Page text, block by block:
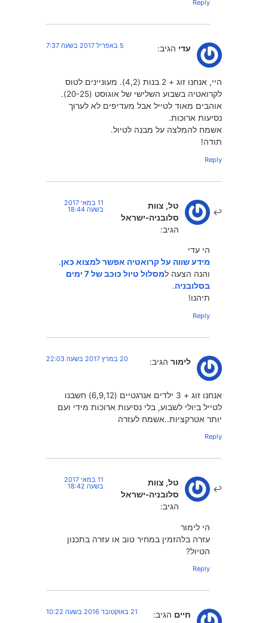
Reply
עדי הגיב: 5 באפריל 2017 בשעה 7:37
היי, אנחנו זוג + 2 בנות (4,2). מעוניינים לטוס
לקרואטיה בשבוע השלישי של אוגוסט (20-25).
אוהבים מאוד לטייל אבל מעדיפים לא לערוך
נסיעות ארוכות.
אשמח להמלצה על מבנה לטיול.
תודה!
Reply
טל, צוות
סלובניה-ישראל
הגיב:
11 במאי 2017
בשעה 18:44
הי עדי
מידע שווה על קרואטיה אפשר למצוא כאן.
והנה הצעה ל
מסלול טיול כוכב של 7 ימים
בסלובניה.
תיהנו!
Reply
לימור הגיב: 20 במרץ 2017 בשעה 22:03
אנחנו זוג + 3 ילדים אנרגטיים (6,9,12) חשבנו
לטייל ביולי לשבוע, בלי נסיעות ארוכות מידי ועם
יותר אטרקציות..אשמח לעזרה
Reply
טל, צוות
סלובניה-ישראל
הגיב:
11 במאי 2017
בשעה 18:42
הי לימור
עזרה בלהזמין במחיר טוב או עזרה בתכנון
הטיול?
Reply
חיים הגיב: 21 באוקטובר 2016 בשעה 10:22